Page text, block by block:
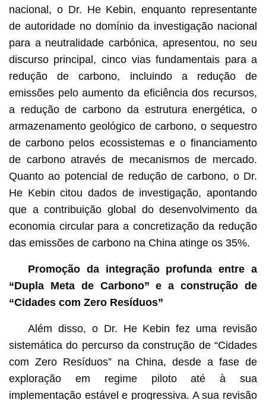
nacional, o Dr. He Kebin, enquanto representante
de autoridade no domínio da investigação nacional
para a neutralidade carbónica, apresentou, no seu
discurso principal, cinco vias fundamentais para a
redução de carbono, incluindo a redução de
emissões pelo aumento da eficiência dos recursos,
a redução de carbono da estrutura energética, o
armazenamento geológico de carbono, o sequestro
de carbono pelos ecossistemas e o financiamento
de carbono através de mecanismos de mercado.
Quanto ao potencial de redução de carbono, o Dr.
He Kebin citou dados de investigação, apontando
que a contribuição global do desenvolvimento da
economia circular para a concretização da redução
das emissões de carbono na China atinge os 35%.
Promoção da integração profunda entre a
“Dupla Meta de Carbono” e a construção de
“Cidades com Zero Resíduos”
Além disso, o Dr. He Kebin fez uma revisão
sistemática do percurso da construção de “Cidades
com Zero Resíduos” na China, desde a fase de
exploração em regime piloto até à sua
implementação estável e progressiva. A sua revisão